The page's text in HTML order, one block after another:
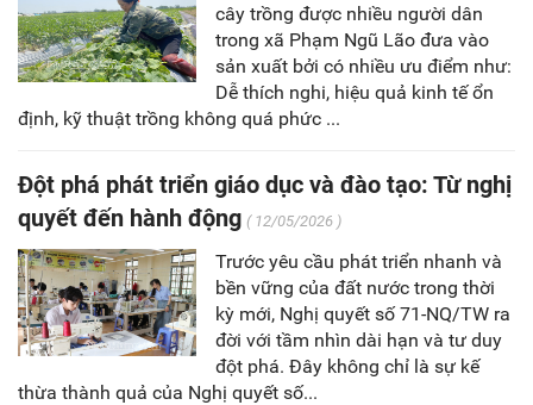
cây trồng được nhiều người dân
trong xã Phạm Ngũ Lão đưa vào
sản xuất bởi có nhiều ưu điểm như:
Dễ thích nghi, hiệu quả kinh tế ổn
định, kỹ thuật trồng không quá phức ...
Đột phá phát triển giáo dục và đào tạo: Từ nghị
quyết đến hành động ( 12/05/2026 )
Trước yêu cầu phát triển nhanh và
bền vững của đất nước trong thời
kỳ mới, Nghị quyết số 71-NQ/TW ra
đời với tầm nhìn dài hạn và tư duy
đột phá. Đây không chỉ là sự kế
thừa thành quả của Nghị quyết số...